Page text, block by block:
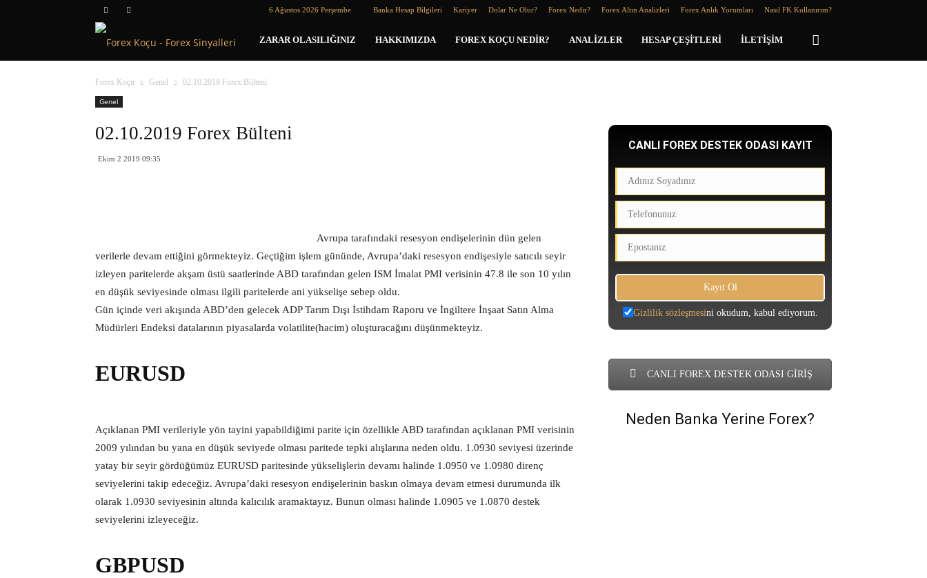
6 Ağustos 2026 Perşembe Banka Hesap Bilgileri Kariyer Dolar Ne Olur? Forex Nedir? Forex Altın Analizleri Forex Anlık Yorumları Nasıl FK Kullanırım?
Forex
Koçu
ZARAR OLASILIĞINIZ HAKKIMIZDA FOREX KOÇU NEDIR? ANALIZLER HESAP ÇEŞITLERI İLETIŞIM
Forex Koçu Genel
02.10.2019 Forex Bülteni
Genel
02.10.2019 Forex Bülteni
Ekim 2 2019 09:35
Avrupa tarafındaki resesyon endişelerinin dün gelen
verilerle devam ettiğini görmekteyiz. Geçtiğim işlem gününde, Avrupa’daki resesyon endişesiyle satıcılı seyir
izleyen paritelerde akşam üstü saatlerinde ABD tarafından gelen ISM İmalat PMI verisinin 47.8 ile son 10 yılın
en düşük seviyesinde olması ilgili paritelerde ani yükselişe sebep oldu.
Gün içinde veri akışında ABD’den gelecek ADP Tarım Dışı İstihdam Raporu ve İngiltere İnşaat Satın Alma
Müdürleri Endeksi datalarının piyasalarda volatilite(hacim) oluşturacağını düşünmekteyiz.
EURUSD
Açıklanan PMI verileriyle yön tayini yapabildiğimi parite için özellikle ABD tarafından açıklanan PMI verisinin
2009 yılından bu yana en düşük seviyede olması paritede tepki alışlarına neden oldu. 1.0930 seviyesi üzerinde
yatay bir seyir gördüğümüz EURUSD paritesinde yükselişlerin devamı halinde 1.0950 ve 1.0980 direnç
seviyelerini takip edeceğiz. Avrupa’daki resesyon endişelerinin baskın olmaya devam etmesi durumunda ilk
olarak 1.0930 seviyesinin altında kalıcılık aramaktayız. Bunun olması halinde 1.0905 ve 1.0870 destek
seviyelerini izleyeceğiz.
GBPUSD
CANLI FOREX DESTEK ODASI KAYIT
Gizlilik sözleşmesini okudum, kabul ediyorum.
CANLI FOREX DESTEK ODASI GİRİŞ
Neden Banka Yerine Forex?